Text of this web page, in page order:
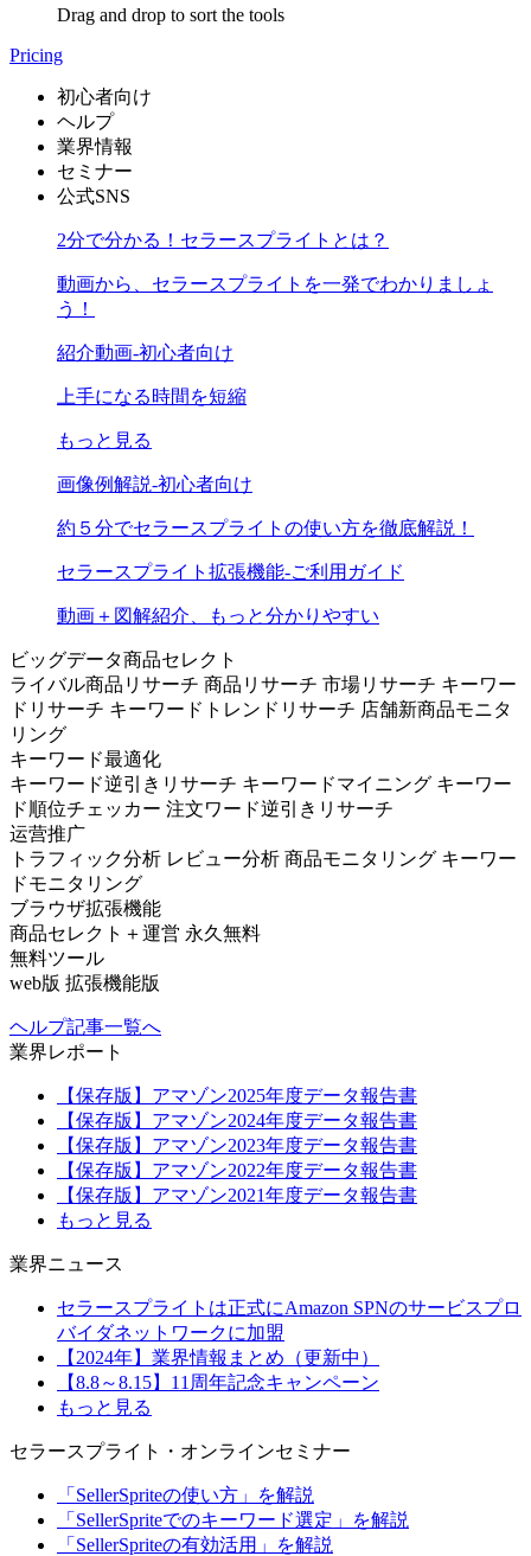
Drag and drop to sort the tools
Pricing
初心者向け
ヘルプ
業界情報
セミナー
公式SNS
2分で分かる！セラースプライトとは？
動画から、セラースプライトを一発でわかりましょ
う！
紹介動画-初心者向け
上手になる時間を短縮
もっと見る
画像例解説-初心者向け
約５分でセラースプライトの使い方を徹底解説！
セラースプライト拡張機能-ご利用ガイド
動画＋図解紹介、もっと分かりやすい
ビッグデータ商品セレクト
ライバル商品リサーチ 商品リサーチ 市場リサーチ キーワー
ドリサーチ キーワードトレンドリサーチ 店舗新商品モニタ
リング
キーワード最適化
キーワード逆引きリサーチ キーワードマイニング キーワー
ド順位チェッカー 注文ワード逆引きリサーチ
运营推广
トラフィック分析 レビュー分析 商品モニタリング キーワー
ドモニタリング
ブラウザ拡張機能
商品セレクト＋運営 永久無料
無料ツール
web版 拡張機能版
ヘルプ記事一覧へ
業界レポート
【保存版】アマゾン2025年度データ報告書
【保存版】アマゾン2024年度データ報告書
【保存版】アマゾン2023年度データ報告書
【保存版】アマゾン2022年度データ報告書
【保存版】アマゾン2021年度データ報告書
もっと見る
業界ニュース
セラースプライトは正式にAmazon SPNのサービスプロ
バイダネットワークに加盟
【2024年】業界情報まとめ（更新中）
【8.8～8.15】11周年記念キャンペーン
もっと見る
セラースプライト・オンラインセミナー
「SellerSpriteの使い方」を解説
「SellerSpriteでのキーワード選定」を解説
「SellerSpriteの有効活用」を解説